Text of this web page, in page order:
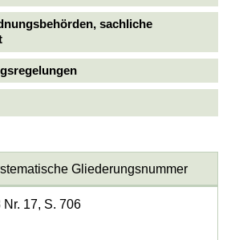
sachliche
Gliederungsnummer
17, S. 706